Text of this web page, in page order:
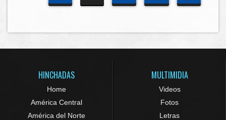
HINCHADAS
Home
América Central
América del Norte
MULTIMIDIA
Videos
Fotos
Letras